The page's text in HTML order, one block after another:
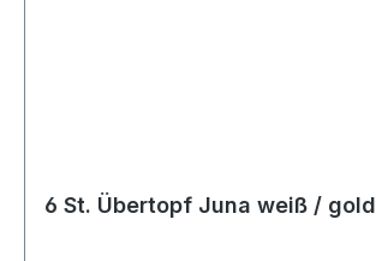
6 St. Übertopf Juna weiß / gold